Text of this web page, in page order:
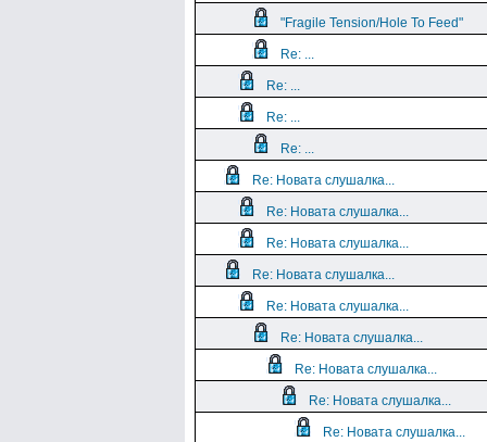
"Fragile Tension/Hole To Feed"
Re: ...
Re: ...
Re: ...
Re: ...
Re: Новата слушалка...
Re: Новата слушалка...
Re: Новата слушалка...
Re: Новата слушалка...
Re: Новата слушалка...
Re: Новата слушалка...
Re: Новата слушалка...
Re: Новата слушалка...
Re: Новата слушалка...